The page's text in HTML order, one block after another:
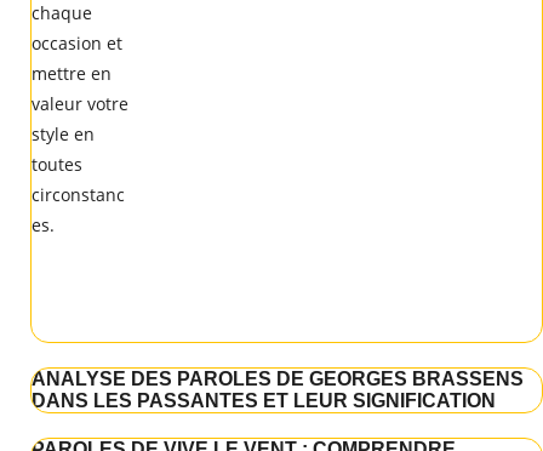
ANALYSE DES PAROLES DE GEORGES BRASSENS
DANS LES PASSANTES ET LEUR SIGNIFICATION